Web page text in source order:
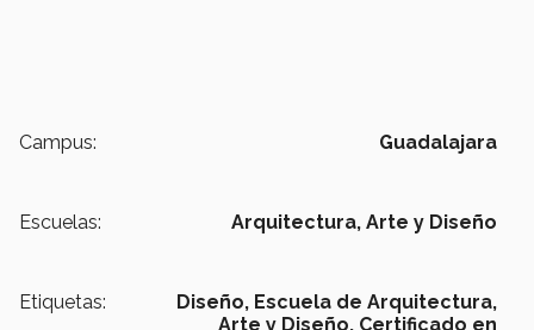
Campus: Guadalajara
Escuelas: Arquitectura, Arte y Diseño
Etiquetas: Diseño, Escuela de Arquitectura,
Arte y Diseño, Certificado en